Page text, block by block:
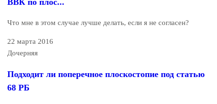
Что мне в этом случае лучше делать, если я не согласен?
22 марта 2016
Дочерняя
Подходит ли поперечное плоскостопие под статью
68 РБ